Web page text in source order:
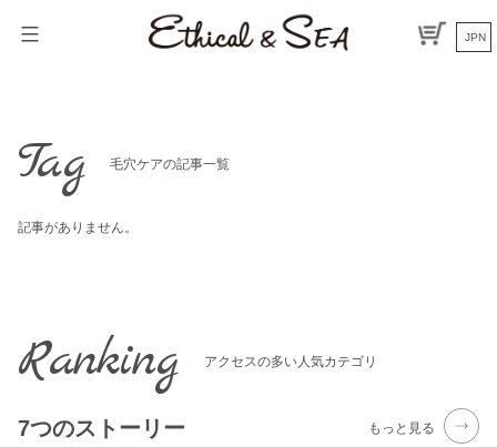
JPN
Tag 毛穴ケアの記事一覧
記事がありません。
Ranking アクセスの多い人気カテゴリ
7つのストーリー もっと見る